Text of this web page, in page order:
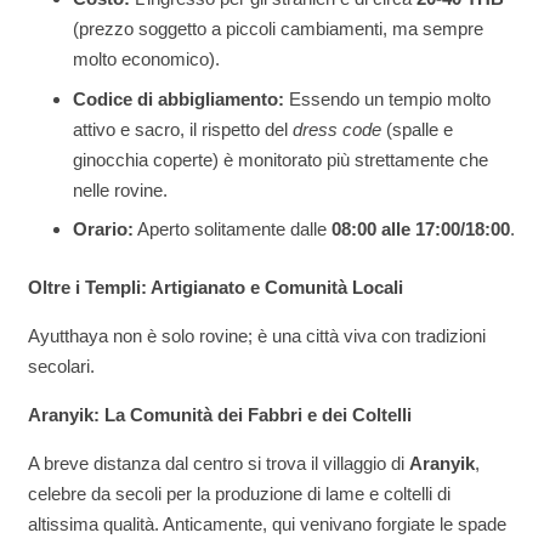
(prezzo soggetto a piccoli cambiamenti, ma sempre
molto economico).
Codice di abbigliamento: Essendo un tempio molto
attivo e sacro, il rispetto del dress code (spalle e
ginocchia coperte) è monitorato più strettamente che
nelle rovine.
Orario: Aperto solitamente dalle 08:00 alle 17:00/18:00.
Oltre i Templi: Artigianato e Comunità Locali
Ayutthaya non è solo rovine; è una città viva con tradizioni
secolari.
Aranyik: La Comunità dei Fabbri e dei Coltelli
A breve distanza dal centro si trova il villaggio di Aranyik,
celebre da secoli per la produzione di lame e coltelli di
altissima qualità. Anticamente, qui venivano forgiate le spade